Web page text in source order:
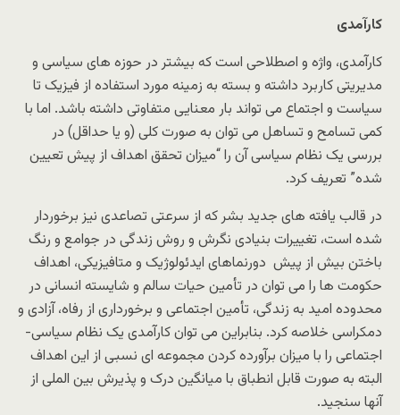
کارآمدی
کارآمدى، واژه و اصطلاحى است که بیشتر در حوزه هاى سیاسى و
مدیریتى کاربرد داشته و بسته به زمینه مورد استفاده از فیزیک تا
سیاست و اجتماع مى تواند بار معنایى متفاوتى داشته باشد. اما با
کمى تسامح و تساهل مى توان به صورت کلى (و یا حداقل) در
بررسى یک نظام سیاسى آن را “میزان تحقق اهداف از پیش تعیین
شده” تعریف کرد.
در قالب یافته هاى جدید بشر که از سرعتى تصاعدى نیز برخوردار
شده است، تغییرات بنیادى نگرش و روش زندگى در جوامع و رنگ
باختن بیش از پیش دورنماهاى ایدئولوژیک و متافیزیکى، اهداف
حکومت ها را مى توان در تأمین حیات سالم و شایسته انسانى در
محدوده امید به زندگى، تأمین اجتماعى و برخوردارى از رفاه، آزادى و
دمکراسى خلاصه کرد. بنابراین مى توان کارآمدى یک نظام سیاسى-
اجتماعى را با میزان برآورده کردن مجموعه اى نسبى از این اهداف
البته به صورت قابل انطباق با میانگین درک و پذیرش بین الملى از
آنها سنجید.